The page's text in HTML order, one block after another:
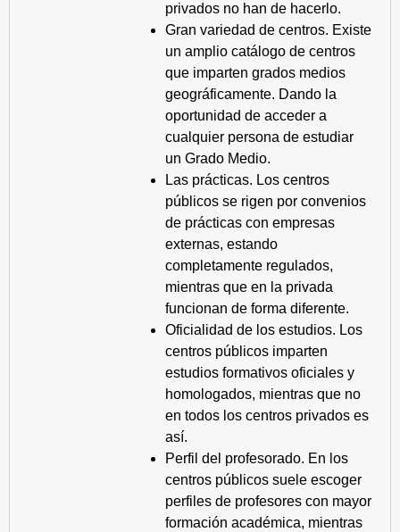
privados no han de hacerlo.
Gran variedad de centros. Existe
un amplio catálogo de centros
que imparten grados medios
geográficamente. Dando la
oportunidad de acceder a
cualquier persona de estudiar
un Grado Medio.
Las prácticas. Los centros
públicos se rigen por convenios
de prácticas con empresas
externas, estando
completamente regulados,
mientras que en la privada
funcionan de forma diferente.
Oficialidad de los estudios. Los
centros públicos imparten
estudios formativos oficiales y
homologados, mientras que no
en todos los centros privados es
así.
Perfil del profesorado. En los
centros públicos suele escoger
perfiles de profesores con mayor
formación académica, mientras